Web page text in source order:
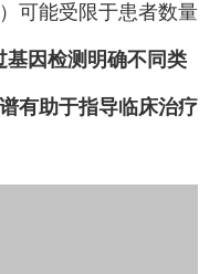
可能受限于患者数量
基因检测明确不同类
有助于指导临床治疗